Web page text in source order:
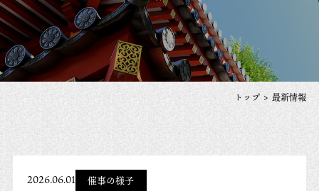
トップ 最新情報
2026.06.01 催事の様子